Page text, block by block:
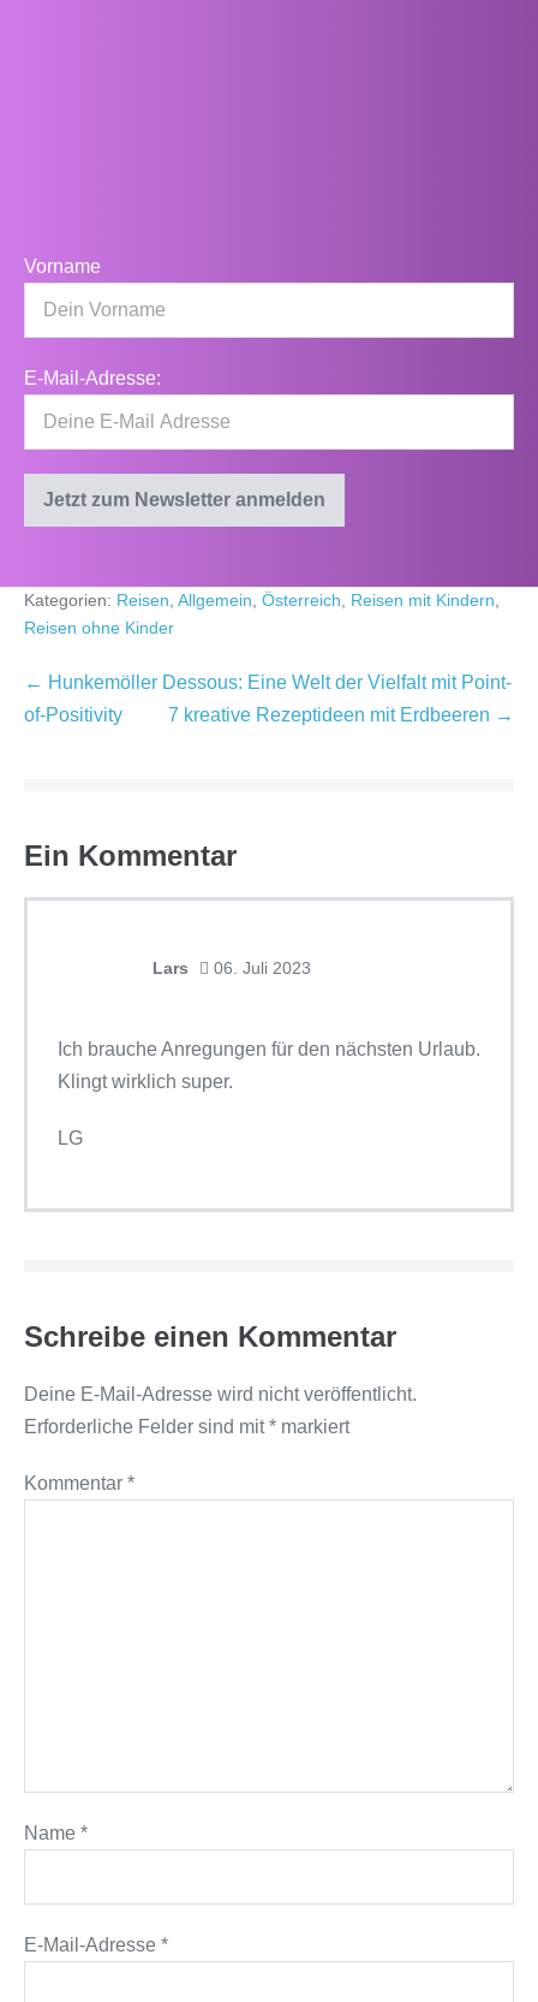
Vorname
E-Mail-Adresse:
Kategorien: Reisen Allgemein Österreich Reisen mit Kindern
Reisen ohne Kinder
Beitragsnavigation
← Hunkemöller Dessous: Eine Welt der Vielfalt mit Point-
of-Positivity
7 kreative Rezeptideen mit Erdbeeren →
Ein Kommentar
Lars 06. Juli 2023
Ich brauche Anregungen für den nächsten Urlaub.
Klingt wirklich super.
LG
Schreibe einen Kommentar
Deine E-Mail-Adresse wird nicht veröffentlicht.
Erforderliche Felder sind mit* markiert
Kommentar *
Name *
E-Mail-Adresse *